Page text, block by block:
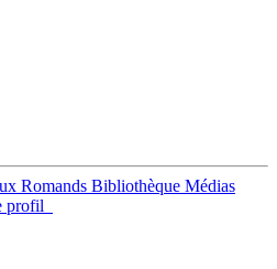
Romands Bibliothèque Médias
profil